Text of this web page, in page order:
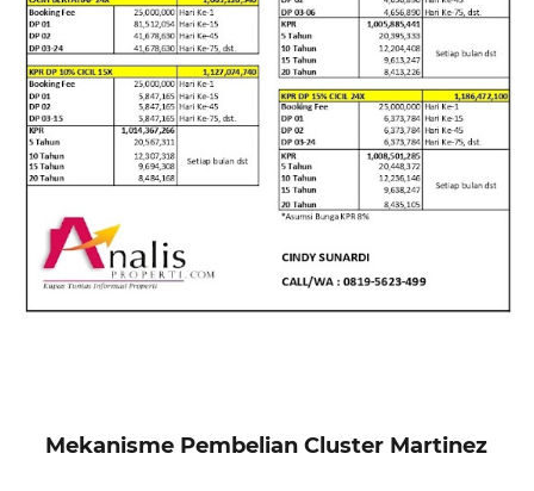
Mekanisme Pembelian Cluster Martinez